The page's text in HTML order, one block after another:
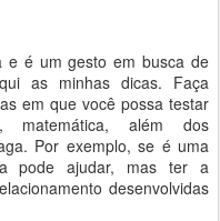
e é um gesto em busca de
as minhas dicas. Faça
em que você possa testar
matemática, além dos
Por exemplo, se é uma
pode ajudar, mas ter a
desenvolvidas